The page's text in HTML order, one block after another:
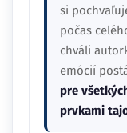
si
počas
chváli
emócií
pre
prvkami